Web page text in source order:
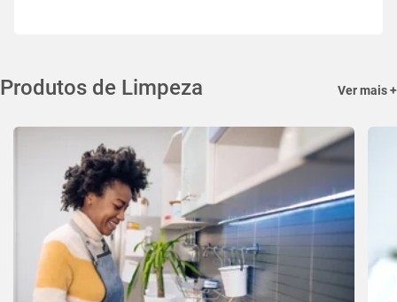
Produtos de Limpeza Ver mais +